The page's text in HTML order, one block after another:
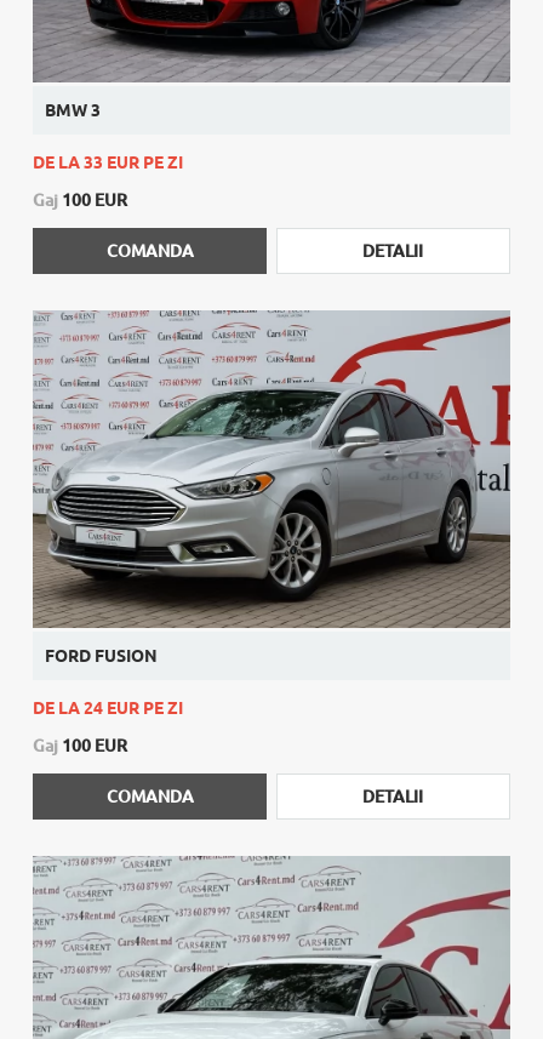
BMW 3
DE LA 33 EUR PE ZI
Gaj 100 EUR
COMANDA DETALII
FORD FUSION
DE LA 24 EUR PE ZI
Gaj 100 EUR
COMANDA DETALII